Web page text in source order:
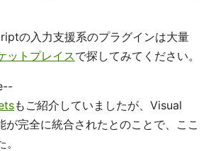
の入力支援系のプラグインは大量
ットプレイスで探してみてください。
もご紹介していましたが、Visual
完全に統合されたとのことで、ここ